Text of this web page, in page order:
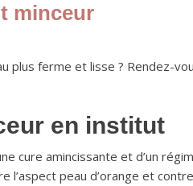
minceur
ferme et lisse ? Rendez-
en institut
cure amincissante et d’un
peau d’orange et